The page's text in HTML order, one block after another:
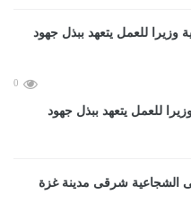
0
للعمل يتعهد ببذل جهود